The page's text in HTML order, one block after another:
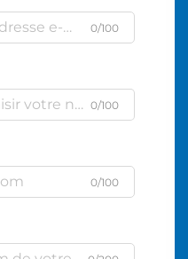
0/100
0/100
0/100